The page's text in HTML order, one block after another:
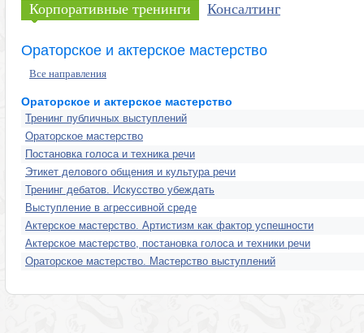
Корпоративные тренинги Консалтинг
Ораторское и актерское мастерство
Все направления
Ораторское и актерское мастерство
Тренинг публичных выступлений
Ораторское мастерство
Постановка голоса и техника речи
Этикет делового общения и культура речи
Тренинг дебатов. Искусство убеждать
Выступление в агрессивной среде
Актерское мастерство. Артистизм как фактор успешности
Актерское мастерство, постановка голоса и техники речи
Ораторское мастерство. Мастерство выступлений